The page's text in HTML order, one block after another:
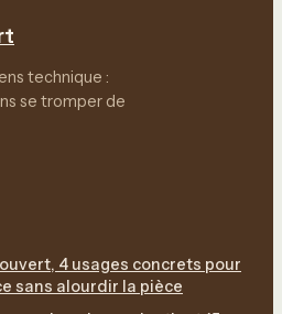
technique :
se tromper de
4 usages concrets pour
sans alourdir la pièce